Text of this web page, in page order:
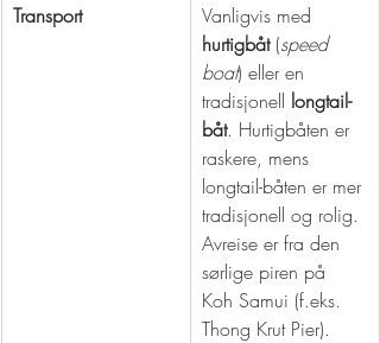
Transport
Vanligvis med
hurtigbåt (speed
boat) eller en
tradisjonell longtail-
båt. Hurtigbåten er
raskere, mens
longtail-båten er mer
tradisjonell og rolig.
Avreise er fra den
sørlige piren på
Koh Samui (f.eks.
Thong Krut Pier).